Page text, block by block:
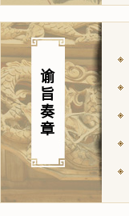
谕
旨
奏
章